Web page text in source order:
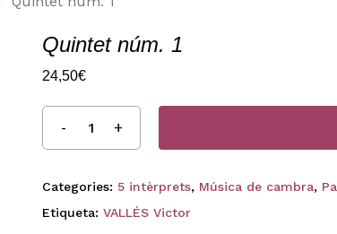
Quintet núm. 1
24,50€
Categories: 5 intèrprets, Música de cambra,
Etiqueta: VALLÉS Victor